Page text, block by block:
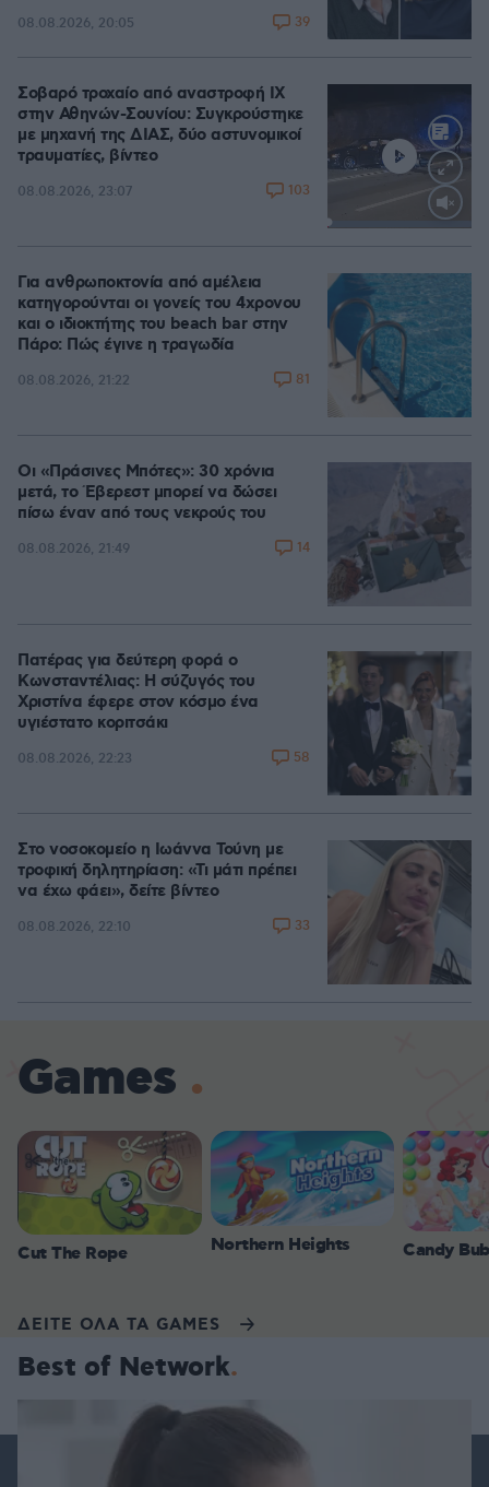
08.08.2026, 20:05 39
Σοβαρό τροχαίο από αναστροφή ΙΧ
στην Αθηνών-Σουνίου: Συγκρούστηκε
με μηχανή της ΔΙΑΣ, δύο αστυνομικοί
τραυματίες, βίντεο
08.08.2026, 23:07 103
Για ανθρωποκτονία από αμέλεια
κατηγορούνται οι γονείς του 4χρονου
και ο ιδιοκτήτης του beach bar στην
Πάρο: Πώς έγινε η τραγωδία
08.08.2026, 21:22 81
Οι «Πράσινες Μπότες»: 30 χρόνια
μετά, το Έβερεστ μπορεί να δώσει
πίσω έναν από τους νεκρούς του
08.08.2026, 21:49 14
Πατέρας για δεύτερη φορά ο
Κωνσταντέλιας: Η σύζυγός του
Χριστίνα έφερε στον κόσμο ένα
υγιέστατο κοριτσάκι
08.08.2026, 22:23 58
Στο νοσοκομείο η Ιωάννα Τούνη με
τροφική δηλητηρίαση: «Τι μάτι πρέπει
να έχω φάει», δείτε βίντεο
08.08.2026, 22:10 33
Games
Cut The Rope Northern Heights Candy
ΔΕΙΤΕ ΟΛΑ ΤΑ GAMES
Best of Network